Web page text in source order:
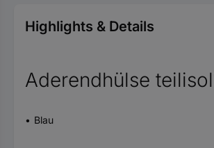
Highlights & Details
Aderendhülse
Blau